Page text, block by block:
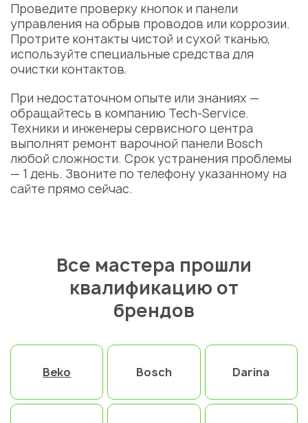
Проведите проверку кнопок и панели
управления на обрыв проводов или коррозии.
Протрите контакты чистой и сухой тканью,
используйте специальные средства для
очистки контактов.
При недостаточном опыте или знаниях —
обращайтесь в компанию Tech-Service.
Техники и инженеры сервисного центра
выполнят ремонт варочной панели Bosch
любой сложности. Срок устранения проблемы
— 1 день. Звоните по телефону указанному на
сайте прямо сейчас.
Все мастера прошли
квалификацию от
брендов
Beko Bosch Darina